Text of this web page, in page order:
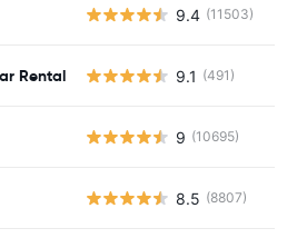
9.4 (11503)
Rental 9.1 (491)
9 (10695)
8.5 (8807)